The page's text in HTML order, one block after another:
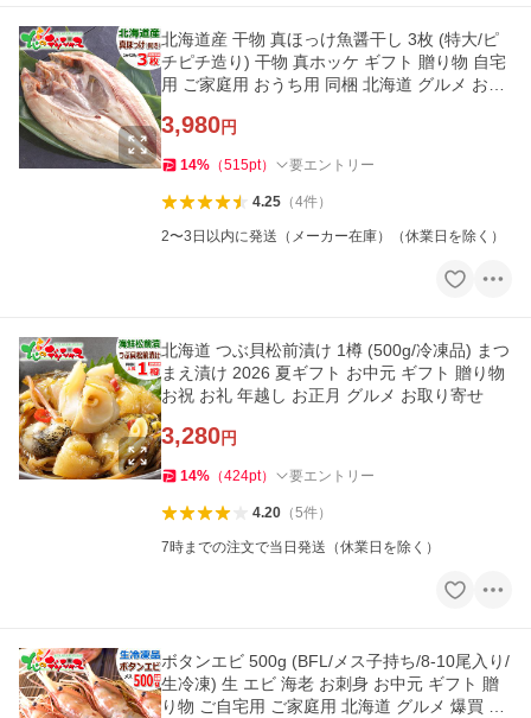
北海道産 干物 真ほっけ魚醤干し 3枚 (特大/ピ
チピチ造り) 干物 真ホッケ ギフト 贈り物 自宅
用 ご家庭用 おうち用 同梱 北海道 グルメ お取
3,980円
14% （515pt） 要エントリー
4.25（4件）
2〜3日以内に発送（メーカー在庫）（休業日を除く）
北海道 つぶ貝松前漬け 1樽 (500g/冷凍品) まつ
まえ漬け 2026 夏ギフト お中元 ギフト 贈り物
お祝 お礼 年越し お正月 グルメ お取り寄せ
3,280円
14% （424pt） 要エントリー
4.20（5件）
7時までの注文で当日発送（休業日を除く）
ボタンエビ 500g (BFL/メス子持ち/8-10尾入り/
生冷凍) 生 エビ 海老 お刺身 お中元 ギフト 贈
り物 ご自宅用 ご家庭用 北海道 グルメ 爆買 お